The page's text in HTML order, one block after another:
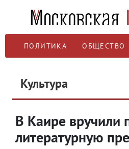
ПОЛИТИКА ОБЩЕСТВО
Культура
В Каире вручили
литературную